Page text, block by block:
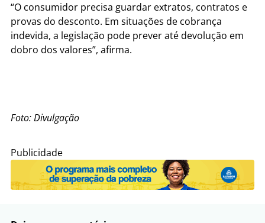
“O consumidor precisa guardar extratos, contratos e
provas do desconto. Em situações de cobrança
indevida, a legislação pode prever até devolução em
dobro dos valores”, afirma.
Foto: Divulgação
Publicidade